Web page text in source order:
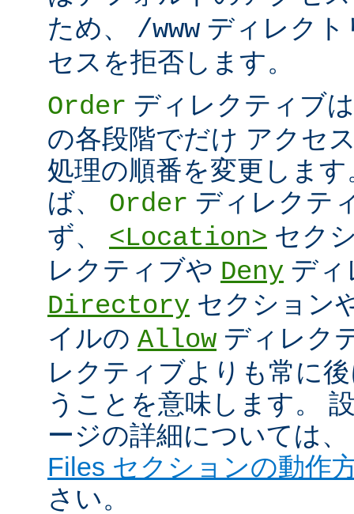
ため、 /www ディレク
セスを拒否します。
Order ディレクティブ
の各段階でだけ アクセ
処理の順番を変更しま
ば、 Order ディレクテ
ず、 <Location> セク
レクティブや Deny ディ
Directory セクション
イルの Allow ディレク
レクティブよりも常に
うことを意味します。
ージの詳細については
Files セクションの動作
さい。